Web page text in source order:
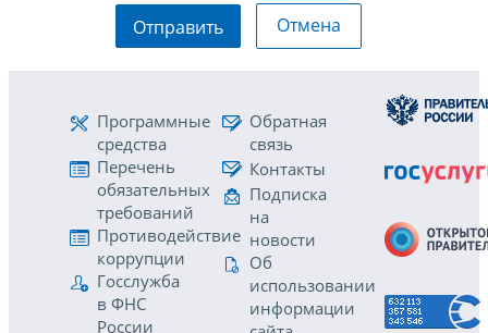
Отправить Отмена
Программные
средства
Перечень
обязательных
требований
Противодействие
коррупции
Госслужба
в ФНС
России
Обратная
связь
Контакты
Подписка
на
новости
Об
использовании
информации